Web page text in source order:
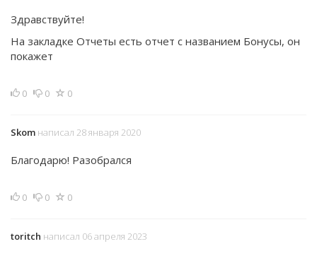
Здравствуйте!
На закладке Отчеты есть отчет с названием Бонусы, он
покажет
0 0 0
Skom написал 28 января 2020
Благодарю! Разобрался
0 0 0
toritch написал 06 апреля 2023